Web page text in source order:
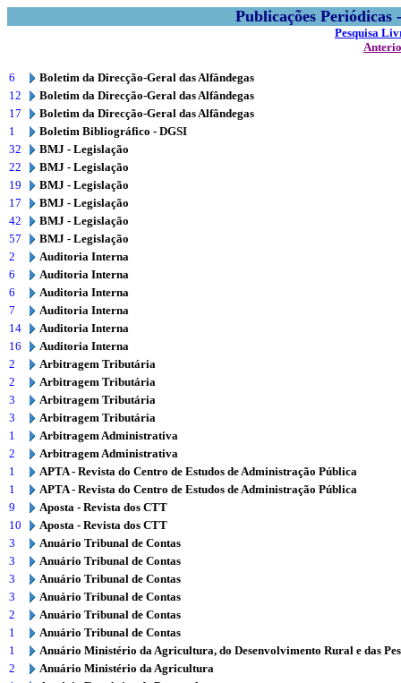
Publicações
Pesquisa
6
Boletim da Direcção-Geral das Alfândegas
12
Boletim da Direcção-Geral das Alfândegas
17
Boletim da Direcção-Geral das Alfândegas
1
Boletim Bibliográfico - DGSI
32
BMJ - Legislação
22
BMJ - Legislação
19
BMJ - Legislação
17
BMJ - Legislação
42
BMJ - Legislação
57
BMJ - Legislação
2
Auditoria Interna
6
Auditoria Interna
6
Auditoria Interna
7
Auditoria Interna
14
Auditoria Interna
16
Auditoria Interna
2
Arbitragem Tributária
2
Arbitragem Tributária
3
Arbitragem Tributária
3
Arbitragem Tributária
1
Arbitragem Administrativa
2
Arbitragem Administrativa
1
APTA - Revista do Centro de Estudos de Administração Pública
1
APTA - Revista do Centro de Estudos de Administração Pública
9
Aposta - Revista dos CTT
10
Aposta - Revista dos CTT
3
Anuário Tribunal de Contas
3
Anuário Tribunal de Contas
3
Anuário Tribunal de Contas
3
Anuário Tribunal de Contas
2
Anuário Tribunal de Contas
1
Anuário Tribunal de Contas
1
Anuário Ministério da Agricultura, do Desenvolvimento Rural e das
2
Anuário Ministério da Agricultura